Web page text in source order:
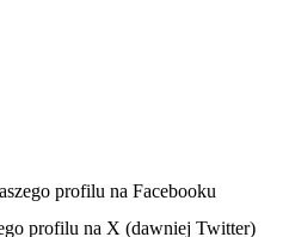
w nowej karcieprofilu na Facebooku
profilu na X (dawniej Twitter)